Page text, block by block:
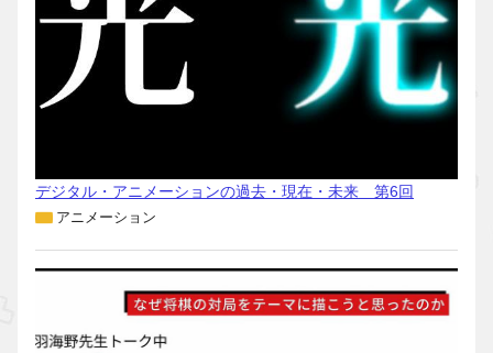
デジタル・アニメーションの過去・現在・未来 第6回
アニメーション